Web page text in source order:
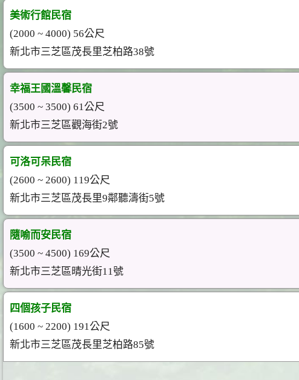
美術行館民宿
(2000 ~ 4000) 56公尺
新北市三芝區茂長里芝柏路38號
幸福王國溫馨民宿
(3500 ~ 3500) 61公尺
新北市三芝區觀海街2號
可洛可呆民宿
(2600 ~ 2600) 119公尺
新北市三芝區茂長里9鄰聽濤街5號
隨喻而安民宿
(3500 ~ 4500) 169公尺
新北市三芝區晴光街11號
四個孩子民宿
(1600 ~ 2200) 191公尺
新北市三芝區茂長里芝柏路85號